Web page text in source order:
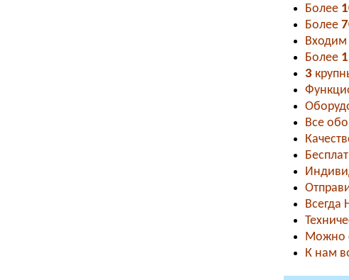
Более
Более
Входим
Более
3
Все
Всегда
Можно
К нам